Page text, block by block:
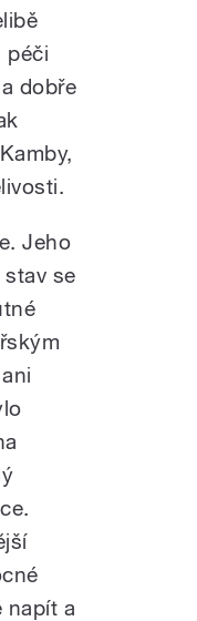
péči
dobře
Jeho
se
napít a